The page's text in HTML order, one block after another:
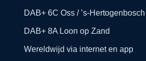
DAB+ 6C Oss / ’s-Hertogenbosch
DAB+ 8A Loon op Zand
Wereldwijd via internet en app